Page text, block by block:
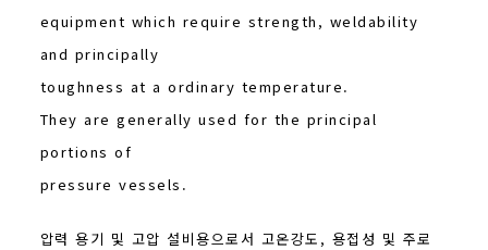
equipment which require strength, weldability
and principally
toughness at a ordinary temperature.
They are generally used for the principal
portions of
pressure vessels.
압력 용기 및 고압 설비용으로서 고온강도, 용접성 및 주로